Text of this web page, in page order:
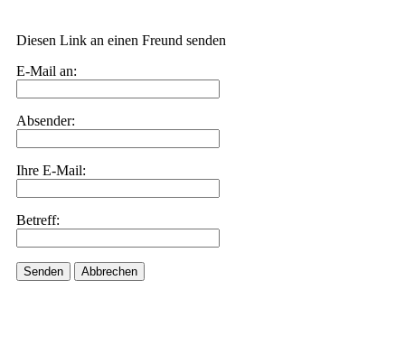
Diesen Link an einen Freund senden
E-Mail an:
Absender:
Ihre E-Mail:
Betreff:
Senden Abbrechen